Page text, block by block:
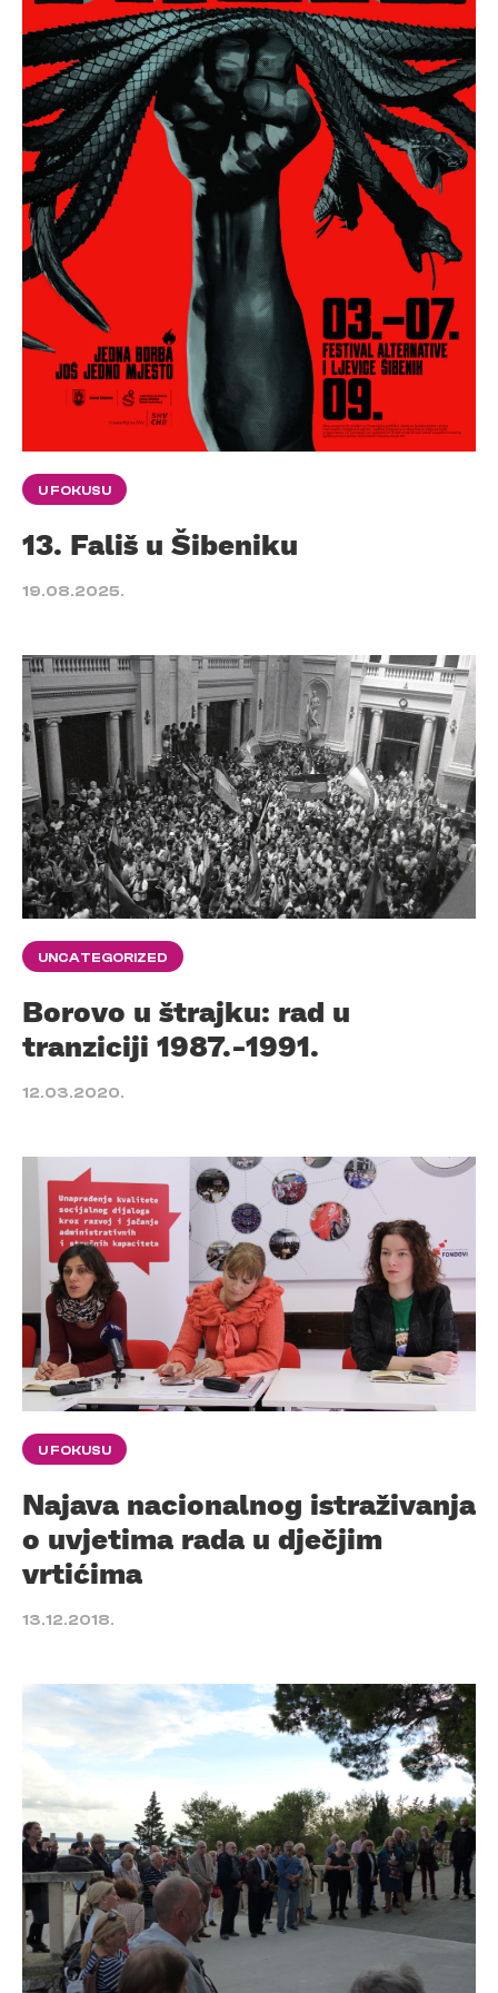
U FOKUSU
13. Fališ u Šibeniku
19.08.2025.
UNCATEGORIZED
Borovo u štrajku: rad u
tranziciji 1987.-1991.
12.03.2020.
U FOKUSU
Najava nacionalnog istraživanja
o uvjetima rada u dječjim
vrtićima
13.12.2018.